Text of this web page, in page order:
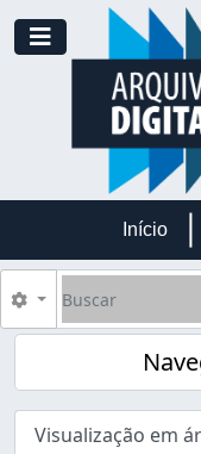
Skip to main content
Toggle
Início
Buscar
Opções de busca
Visualização em